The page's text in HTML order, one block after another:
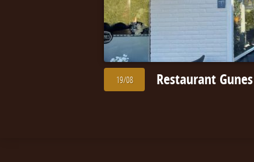
19/08 Restaurant Gunes